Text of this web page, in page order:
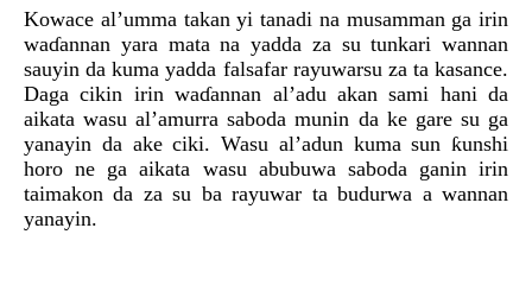
Kowace al’umma takan yi tanadi na musamman ga irin
waɗannan yara mata na yadda za su tunkari wannan
sauyin da kuma yadda falsafar rayuwarsu za ta kasance.
Daga cikin irin waɗannan al’adu akan sami hani da
aikata wasu al’amurra saboda munin da ke gare su ga
yanayin da ake ciki. Wasu al’adun kuma sun ƙunshi
horo ne ga aikata wasu abubuwa saboda ganin irin
taimakon da za su ba rayuwar ta budurwa a wannan
yanayin.